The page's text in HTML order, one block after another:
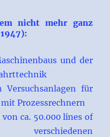
nicht mehr ganz
und der
Versuchsanlagen für
Prozessrechnern
ca. 50.000 lines of